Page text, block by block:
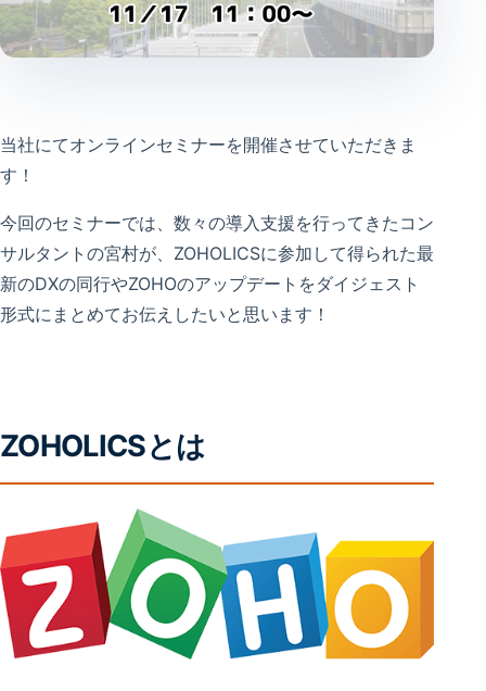
当社にてオンラインセミナーを開催させていただきま
す！
今回のセミナーでは、数々の導入支援を行ってきたコン
サルタントの宮村が、ZOHOLICSに参加して得られた最
新のDXの同行やZOHOのアップデートをダイジェスト
形式にまとめてお伝えしたいと思います！
ZOHOLICSとは